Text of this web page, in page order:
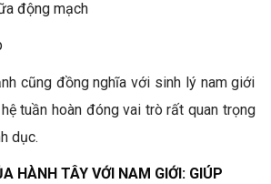
động mạch
cũng đồng nghĩa với sinh lý nam giới
tuần hoàn đóng vai trò rất quan trọng
dục.
HÀNH TÂY VỚI NAM GIỚI: GIÚP